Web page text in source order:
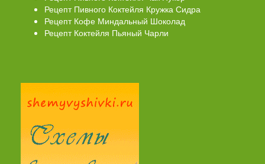
Рецепт Пивного Коктейля Кружка Сидра
Рецепт Кофе Миндальный Шоколад
Рецепт Коктейля Пьяный Чарли